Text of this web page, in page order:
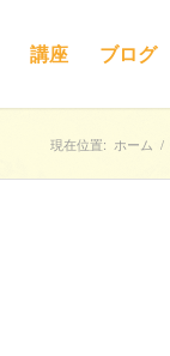
講座 ブログ
現在位置: ホーム /